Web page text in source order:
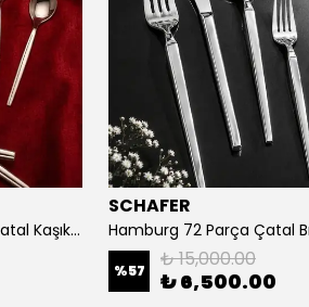
Schafer Hamburg 84 Parça Çatal Kaşık Bıçak Takımı
SCHAFER
Hamburg 72 Parça Çatal
%57 ₺ 15,000.00
₺ 6,500.00